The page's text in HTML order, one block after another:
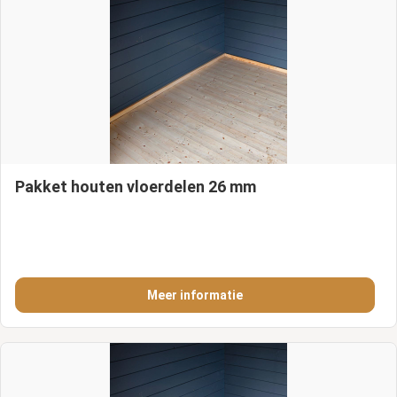
Pakket houten vloerdelen 26 mm
Meer informatie